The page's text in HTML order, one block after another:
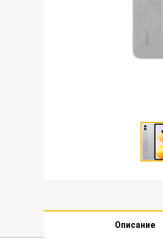
Описание